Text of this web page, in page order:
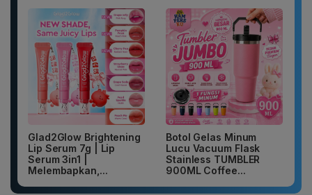
Glad2Glow Brightening
Lip Serum 7g | Lip
Serum 3in1 |
Melembapkan,...
Botol Gelas Minum
Lucu Vacuum Flask
Stainless TUMBLER
900ML Coffee...